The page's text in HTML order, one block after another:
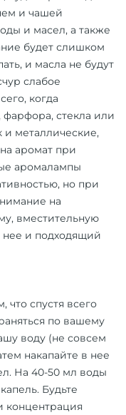
и чашей
и масел, а также
будет слишком
и масла не будут
слабое
когда
стекла или
и металлические,
аромат при
аромалампы
но при
на
вместительную
нее и подходящий
что спустя всего
по вашему
воду (не совсем
накапайте в нее
На 40-50 мл воды
Будьте
концентрация